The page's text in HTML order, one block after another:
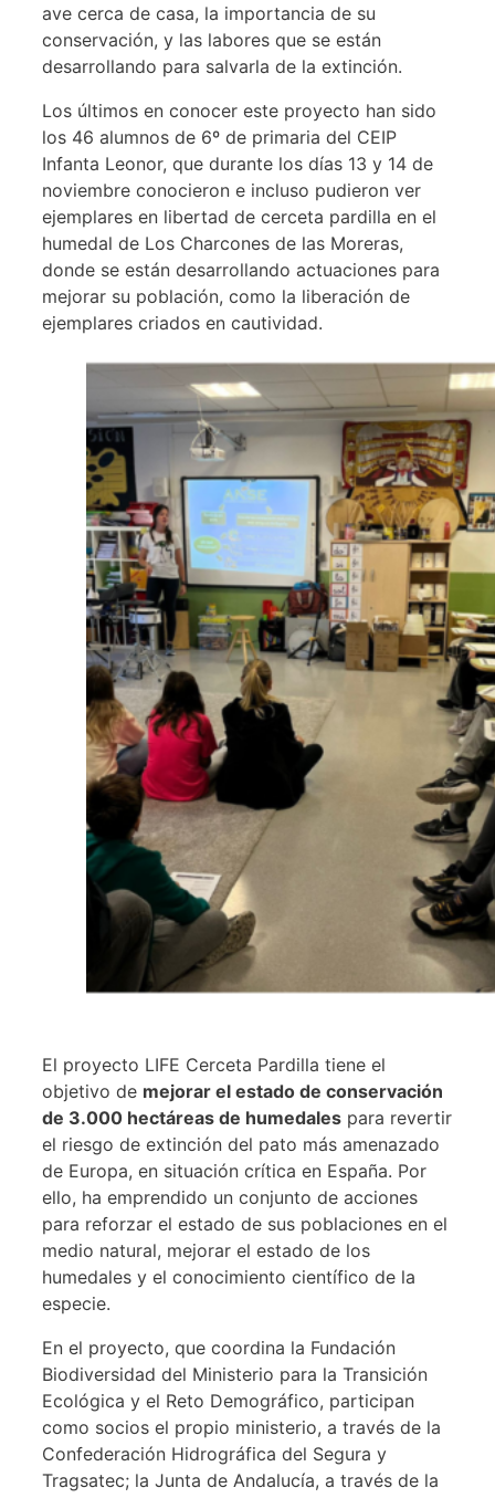
ave cerca de casa, la importancia de su
conservación, y las labores que se están
desarrollando para salvarla de la extinción.
Los últimos en conocer este proyecto han sido
los 46 alumnos de 6º de primaria del CEIP
Infanta Leonor, que durante los días 13 y 14 de
noviembre conocieron e incluso pudieron ver
ejemplares en libertad de cerceta pardilla en el
humedal de Los Charcones de las Moreras,
donde se están desarrollando actuaciones para
mejorar su población, como la liberación de
ejemplares criados en cautividad.
El proyecto LIFE Cerceta Pardilla tiene el
objetivo de mejorar el estado de conservación
de 3.000 hectáreas de humedales para revertir
el riesgo de extinción del pato más amenazado
de Europa, en situación crítica en España. Por
ello, ha emprendido un conjunto de acciones
para reforzar el estado de sus poblaciones en el
medio natural, mejorar el estado de los
humedales y el conocimiento científico de la
especie.
En el proyecto, que coordina la Fundación
Biodiversidad del Ministerio para la Transición
Ecológica y el Reto Demográfico, participan
como socios el propio ministerio, a través de la
Confederación Hidrográfica del Segura y
Tragsatec; la Junta de Andalucía, a través de la